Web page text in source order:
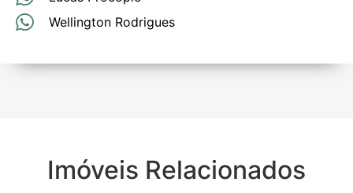
Wellington Rodrigues
Imóveis Relacionados